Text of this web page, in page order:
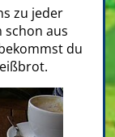
zu jeder
schon aus
du